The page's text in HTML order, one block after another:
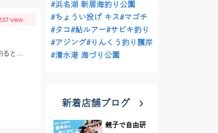
view
#浜名湖 新居海釣り公園
#ちょうい投げ キス#マゴチ
#タコ#鮎ルアー#サビキ釣り
#アジング#りんくう釣り護岸
#清水港 海づり公園
新着店舗ブログ
親子で自由研